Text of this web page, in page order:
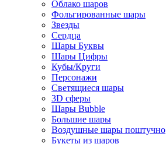
Облако шаров
Фольгированные шары
Звезды
Сердца
Шары Буквы
Шары Цифры
Кубы/Круги
Персонажи
Светящиеся шары
3D сферы
Шары Bubble
Большие шары
Воздушные шары поштучно
Букеты из шаров